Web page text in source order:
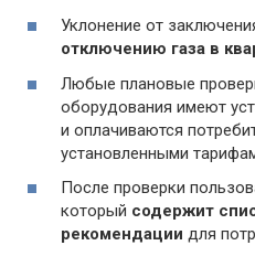
Уклонение от
отключению газа в
Любые плановые
оборудования имеют
и оплачиваются
установленными
После проверки
который содержит
рекомендации для